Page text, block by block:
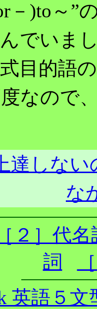
)to～”
でいま
目的語
なので
達しない
な
［２］代
詞
英語５文